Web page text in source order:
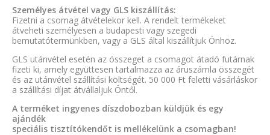
Személyes átvétel vagy GLS kiszállítás:
Fizetni a csomag átvételekor kell. A rendelt termékeket
átveheti személyesen a budapesti vagy szegedi
bemutatótermünkben, vagy a GLS által kiszállítjuk Önhöz.
GLS utánvétel esetén az összeget a csomagot átadó futárnak
fizeti ki, amely együttesen tartalmazza az áruszámla összegét
és az utánvétel szállítási költségét. 50 000 Ft feletti vásárláskor
a szállítási díjat átvállaljuk Öntől.
A terméket ingyenes díszdobozban küldjük és egy
ajándék
speciális tisztítókendőt is mellékelünk a csomagban!